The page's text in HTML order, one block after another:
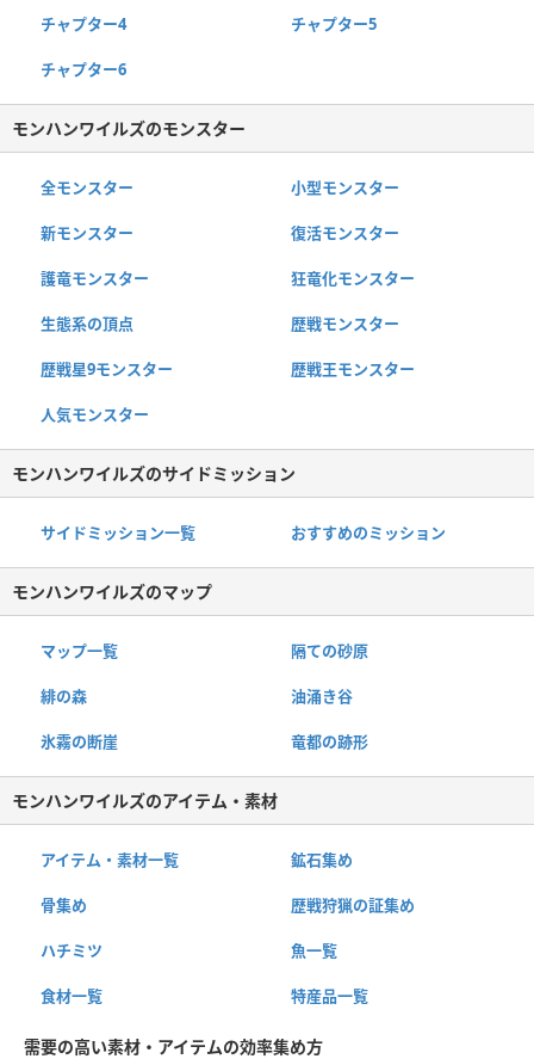
チャプター4 チャプター5
チャプター6
モンハンワイルズのモンスター
全モンスター 小型モンスター
新モンスター 復活モンスター
護竜モンスター 狂竜化モンスター
生態系の頂点 歴戦モンスター
歴戦星9モンスター 歴戦王モンスター
人気モンスター
モンハンワイルズのサイドミッション
サイドミッション一覧 おすすめのミッション
モンハンワイルズのマップ
マップ一覧 隔ての砂原
緋の森 油涌き谷
氷霧の断崖 竜都の跡形
モンハンワイルズのアイテム・素材
アイテム・素材一覧 鉱石集め
骨集め 歴戦狩猟の証集め
ハチミツ 魚一覧
食材一覧 特産品一覧
需要の高い素材・アイテムの効率集め方